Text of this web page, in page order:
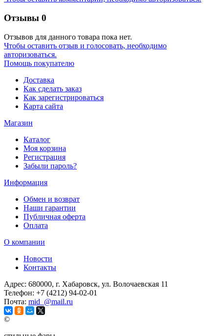
Отзывы 0
Отзывов для данного товара пока нет.
Чтобы оcтавить отзыв и голосовать, необходимо
авторизоваться.
Помощь покупателю
Доставка
Как сделать заказ
Как зарегистрироваться
Карта сайта
Магазин
Каталог
Моя корзина
Регистрация
Забыли пароль?
Информация
Обмен и возврат
Наши гарантии
Публичная оферта
Оплата
О компании
Новости
Контакты
Адрес: 680000, г. Хабаровск, ул. Волочаевская 11
Телефон: +7 (4212) 94-02-01
Почта: mid_@mail.ru
©